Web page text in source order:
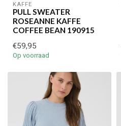
KAFFE
PULL SWEATER
ROSEANNE KAFFE
COFFEE BEAN 190915
€59,95
Op voorraad